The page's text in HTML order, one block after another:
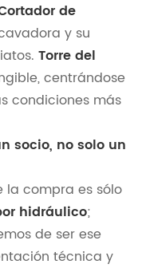
de
y su
Torre del
centrándose
condiciones más
socio, no solo un
la compra es sólo
hidráulico;
de ser ese
técnica y